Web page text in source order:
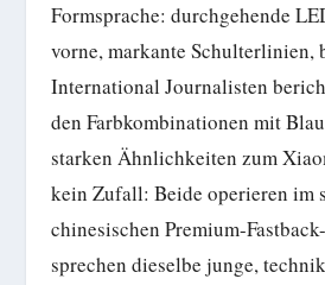
Formsprache: durchgehende
vorne, markante Schulterlinien,
International Journalisten
den Farbkombinationen mit
starken Ähnlichkeiten zum
kein Zufall: Beide operieren im
chinesischen Premium-
sprechen dieselbe junge,